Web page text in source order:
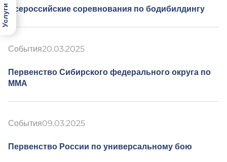
Услуги Всероссийские соревнования по бодибилдингу
События20.03.2025
Первенство Сибирского федерального округа по
ММА
События09.03.2025
Первенство России по универсальному бою